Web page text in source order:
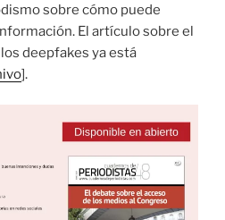
sobre cómo puede
El artículo sobre el
deepfakes ya está
].